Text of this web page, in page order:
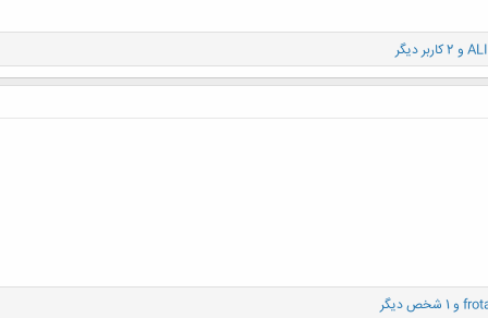
و 2 کاربر دیگر
و 1 شخص دیگر